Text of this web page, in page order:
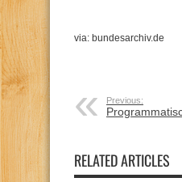
via: bundesarchiv.de
Previous:
RELATED ARTICLES